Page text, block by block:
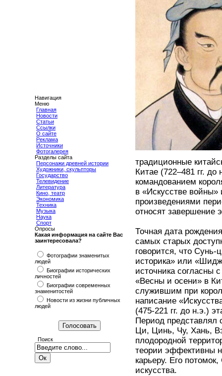
Навигация
Меню
Главная
Новости
Статьи
Ссылки
О сайте
Реклама
Источники
Фотогалерея
Разделы сайта
Персонажи древней истории
Художники, скульпторы
Государство
Телевидение
Литература
Кино, театр
Экономика
Техника
Музыка
Наука
Спорт
Опросы
Какая информация на сайте Вас
заинтересовала?
Фотографии знаменитых
людей
Биографии исторических
личностей
Биографии современных
знаменитостей
Новости из жизни публичных
людей
Поиск
традиционные
Китае (722–481 гг.
командованием
в «Искусстве войны»
произведениями
относят завершение
Точная дата
самых старых
говорится, что Сунь-
историка» или
источника согласны
«Весны и осени» в
служившим при
написание
(475-221 гг. до н.э.)
Период
Ци, Цинь, Чу, Хань,
плодородной
теории эффективны
карьеру. Его
искусства.